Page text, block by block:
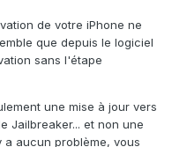
de votre iPhone ne
que depuis le logiciel
sans l'étape
une mise à jour vers
Jailbreaker... et non une
aucun problème, vous